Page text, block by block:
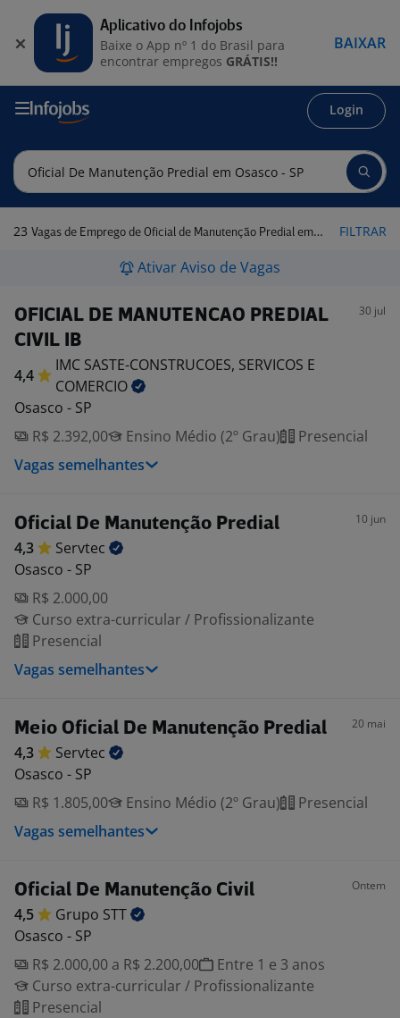
Login
23 Vagas de Emprego de Oficial de Manutenção Predial em Osasco - SP FILTRAR
Ativar Aviso de Vagas
OFICIAL DE MANUTENCAO PREDIAL
CIVIL IB
30 jul
4,4
IMC SASTE-CONSTRUCOES, SERVICOS E
COMERCIO
Osasco - SP
R$ 2.392,00
Ensino Médio (2º Grau)
Presencial
Vagas semelhantes
Oficial De Manutenção Predial 10 jun
4,3
Servtec
Osasco - SP
R$ 2.000,00
Curso extra-curricular / Profissionalizante
Presencial
Vagas semelhantes
Meio Oficial De Manutenção Predial 20 mai
4,3
Servtec
Osasco - SP
R$ 1.805,00
Ensino Médio (2º Grau)
Presencial
Vagas semelhantes
Oficial De Manutenção Civil Ontem
4,5 Grupo STT
Osasco - SP
R$ 2.000,00 a R$ 2.200,00
Entre 1 e 3 anos
Curso extra-curricular / Profissionalizante
Presencial
Aplicativo do Infojobs
Baixe o App nº 1 do Brasil para
encontrar empregos GRÁTIS!!
BAIXAR